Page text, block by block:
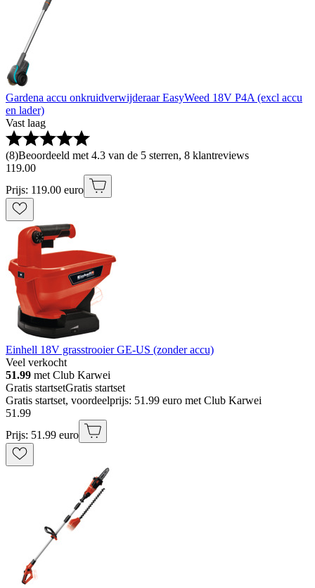
Gardena accu onkruidverwijderaar EasyWeed 18V P4A (excl accu
en lader)
Vast laag
(8)Beoordeeld met 4.3 van de 5 sterren, 8 klantreviews
119.00
Prijs: 119.00 euro
Einhell 18V grasstrooier GE-US (zonder accu)
Veel verkocht
51.99 met Club Karwei
Gratis startsetGratis startset
Gratis startset, voordeelprijs: 51.99 euro met Club Karwei
51 .99
Prijs: 51.99 euro